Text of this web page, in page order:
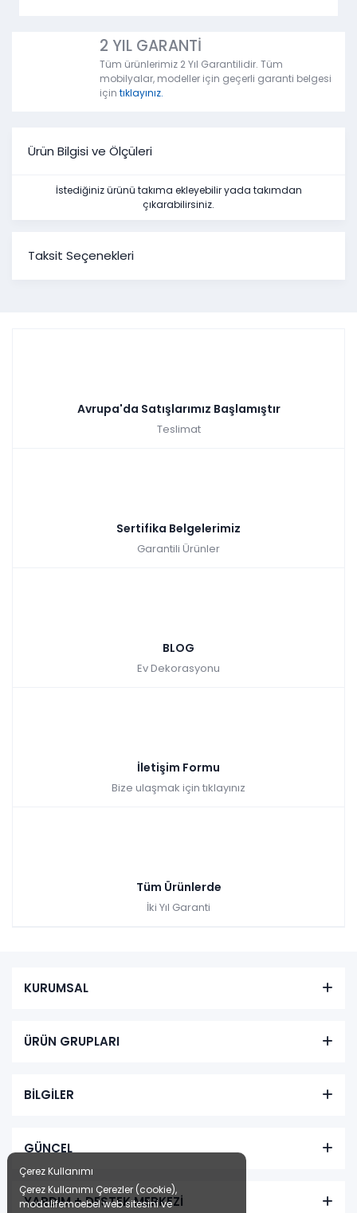
2 YIL GARANTİ
Tüm ürünlerimiz 2 Yıl Garantilidir. Tüm
mobilyalar, modeller için geçerli garanti belgesi
için tıklayınız.
Ürün Bilgisi ve Ölçüleri
İstediğiniz ürünü takıma ekleyebilir yada takımdan
çıkarabilirsiniz.
Taksit Seçenekleri
Avrupa'da Satışlarımız Başlamıştır
Teslimat
Sertifika Belgelerimiz
Garantili Ürünler
BLOG
Ev Dekorasyonu
İletişim Formu
Bize ulaşmak için tıklayınız
Tüm Ürünlerde
İki Yıl Garanti
KURUMSAL
ÜRÜN GRUPLARI
BİLGİLER
GÜNCEL
YARDIM + DESTEK MERKEZİ
Çerez Kullanımı
Çerez Kullanımı Çerezler (cookie),
modalifemoebel web sitesini ve